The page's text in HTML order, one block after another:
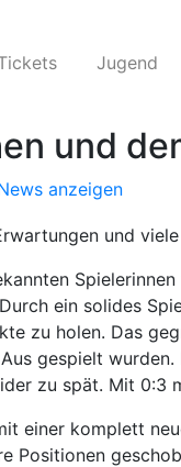
Jugend
und
anzeigen
und
ein solides
zu holen. Das
gespielt
zu spät. Mit 0:3
einer komplett
Positionen